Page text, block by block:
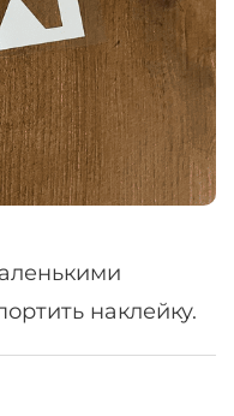
наклейку.